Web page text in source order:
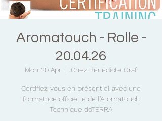
Aromatouch - Rolle -
20.04.26
Mon 20 Apr
  |
Chez Bénédicte Graf
Certifiez-vous en présentiel avec une
formatrice officielle de l'Aromatouch
Technique doTERRA